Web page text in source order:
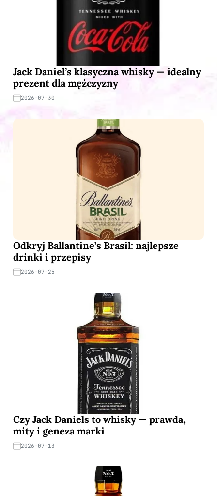
Jack Daniel’s klasyczna whisky — idealny
prezent dla mężczyzny
2026-07-30
Odkryj Ballantine’s Brasil: najlepsze
drinki i przepisy
2026-07-25
Czy Jack Daniels to whisky — prawda,
mity i geneza marki
2026-07-13